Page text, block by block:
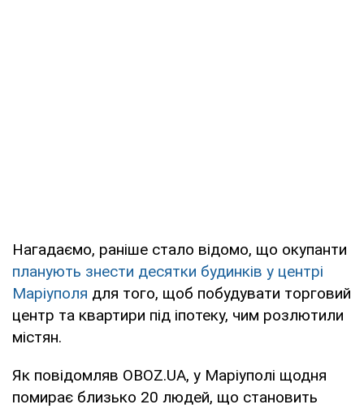
Нагадаємо, раніше стало відомо, що окупанти
планують знести десятки будинків у центрі
Маріуполя для того, щоб побудувати торговий
центр та квартири під іпотеку, чим розлютили
містян.
Як повідомляв OBOZ.UA, у Маріуполі щодня
помирає близько 20 людей, що становить